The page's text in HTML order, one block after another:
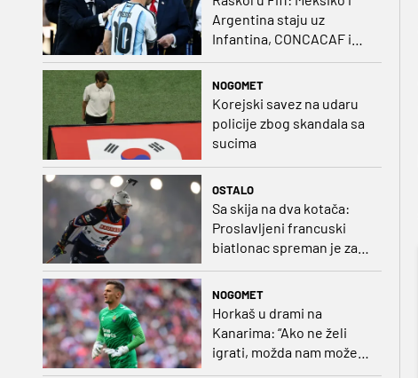
Argentina staju uz
Infantina, CONCACAF i
NOGOMET
Korejski savez na udaru
policije zbog skandala sa
sucima
OSTALO
Sa skija na dva kotača:
Proslavljeni francuski
biatlonac spreman je za
debi u profesionalnom
NOGOMET
Horkaš u drami na
Kanarima: “Ako ne želi
igrati, možda nam može